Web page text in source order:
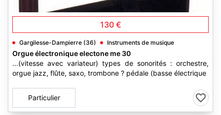
130 €
Gargilesse-Dampierre (36) Instruments de musique
Orgue électronique electone me 30
...(vitesse avec variateur) types de sonorités : orchestre,
orgue jazz, flûte, saxo, trombone ? pédale (basse électrique
Particulier